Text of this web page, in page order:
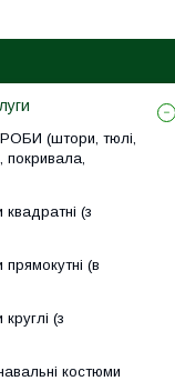
(штори, тюлі,
покривала,
квадратні (з
прямокутні (в
(з
костюми